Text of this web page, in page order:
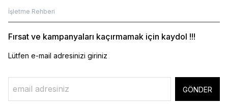
İşletme Rehberi
Fırsat ve kampanyaları kaçırmamak için kaydol !!!
Lütfen e-mail adresinizi giriniz
GÖNDER